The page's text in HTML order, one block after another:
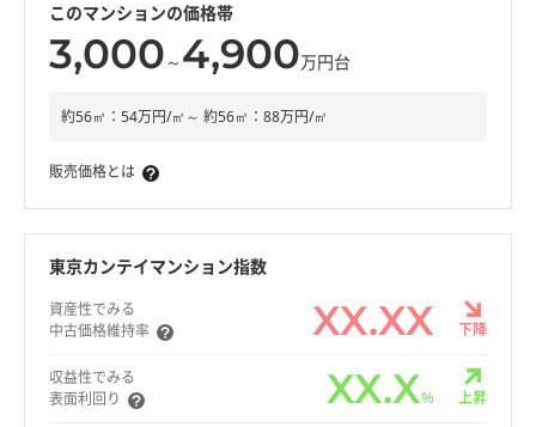
このマンションの価格帯
3,000 ～ 4,900万円台
約56㎡：54万円/㎡～ 約56㎡：88万円/㎡
販売価格とは
東京カンテイマンション指数
資産性でみる
中古価格維持率
XX.XX 下降
収益性でみる
表面利回り
XX.X% 上昇